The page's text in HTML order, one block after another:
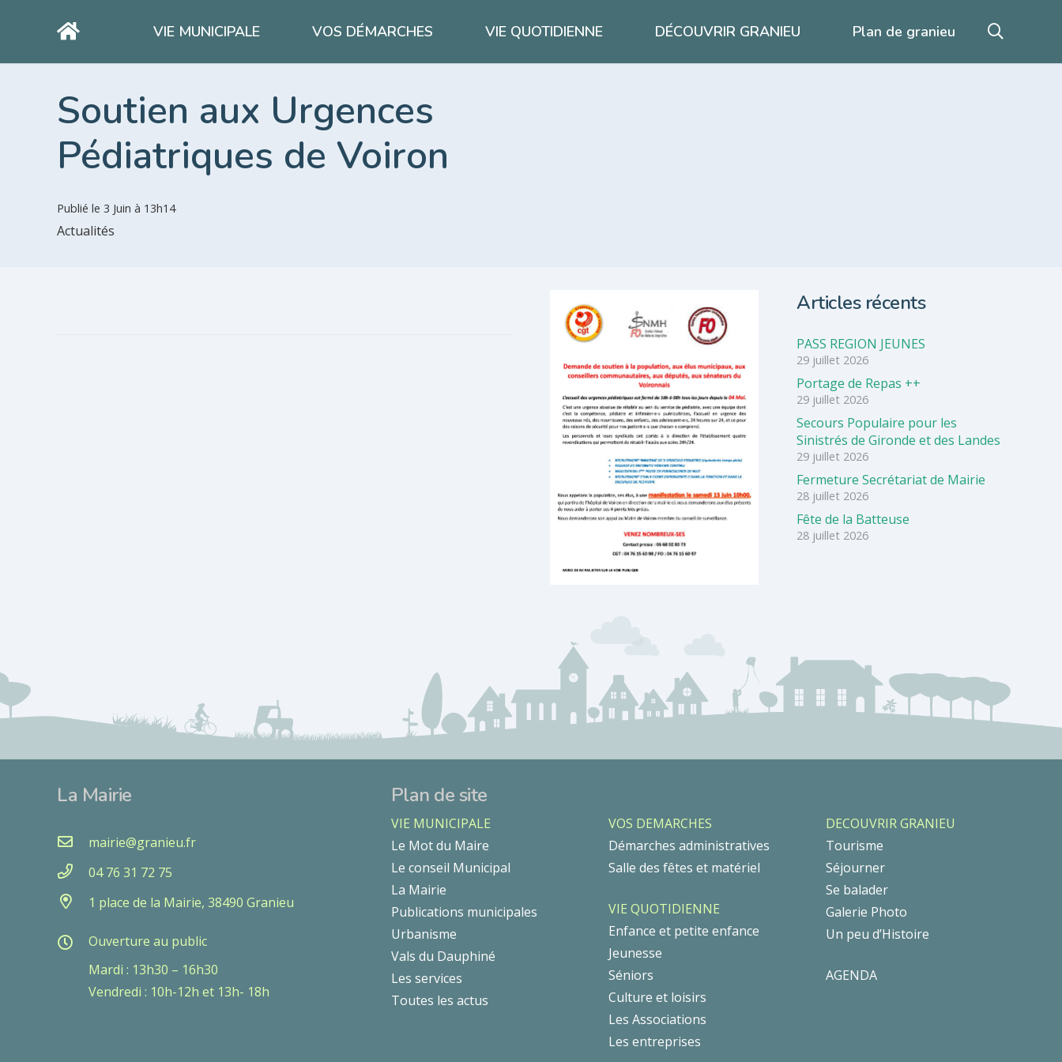
VIE MUNICIPALE VOS DÉMARCHES VIE QUOTIDIENNE DÉCOUVRIR GRANIEU Plan de granieu
Soutien aux Urgences
Pédiatriques de Voiron
Publié le 3 Juin à 13h14
Actualités
Articles récents
PASS REGION JEUNES
29 juillet 2026
Portage de Repas ++
29 juillet 2026
Secours Populaire pour les
Sinistrés de Gironde et des Landes
29 juillet 2026
Fermeture Secrétariat de Mairie
28 juillet 2026
Fête de la Batteuse
28 juillet 2026
La Mairie
mairie@granieu.fr
04 76 31 72 75
1 place de la Mairie, 38490 Granieu
Ouverture au public
Mardi : 13h30 – 16h30
Vendredi : 10h-12h et 13h- 18h
Plan de site
VIE MUNICIPALE
Le Mot du Maire
Le conseil Municipal
La Mairie
Publications municipales
Urbanisme
Vals du Dauphiné
Les services
Toutes les actus
VOS DEMARCHES
Démarches administratives
Salle des fêtes et matériel
VIE QUOTIDIENNE
Enfance et petite enfance
Jeunesse
Séniors
Culture et loisirs
Les Associations
Les entreprises
DECOUVRIR GRANIEU
Tourisme
Séjourner
Se balader
Galerie Photo
Un peu d’Histoire
AGENDA